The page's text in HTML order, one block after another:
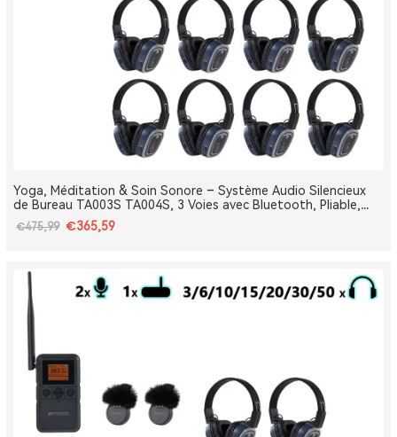
Yoga, Méditation & Soin Sonore – Système Audio Silencieux
de Bureau TA003S TA004S, 3 Voies avec Bluetooth, Pliable,
Type-C, Bass Boost
€475,99 €365,59